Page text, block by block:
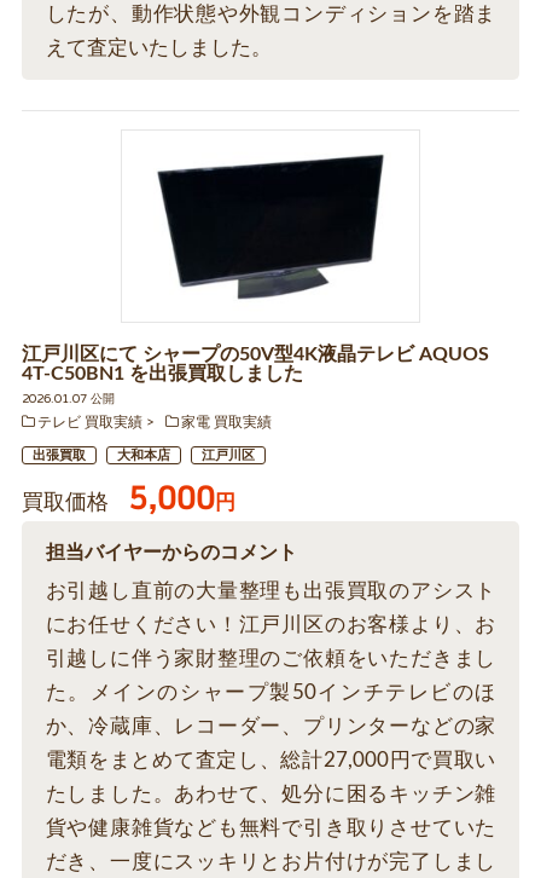
したが、動作状態や外観コンディションを踏ま
えて査定いたしました。
江戸川区にて シャープの50V型4K液晶テレビ AQUOS
4T-C50BN1 を出張買取しました
2026.01.07 公開
テレビ 買取実績
家電 買取実績
出張買取 大和本店 江戸川区
買取価格 5,000円
担当バイヤーからのコメント
お引越し直前の大量整理も出張買取のアシスト
にお任せください！江戸川区のお客様より、お
引越しに伴う家財整理のご依頼をいただきまし
た。メインのシャープ製50インチテレビのほ
か、冷蔵庫、レコーダー、プリンターなどの家
電類をまとめて査定し、総計27,000円で買取い
たしました。あわせて、処分に困るキッチン雑
貨や健康雑貨なども無料で引き取りさせていた
だき、一度にスッキリとお片付けが完了しまし